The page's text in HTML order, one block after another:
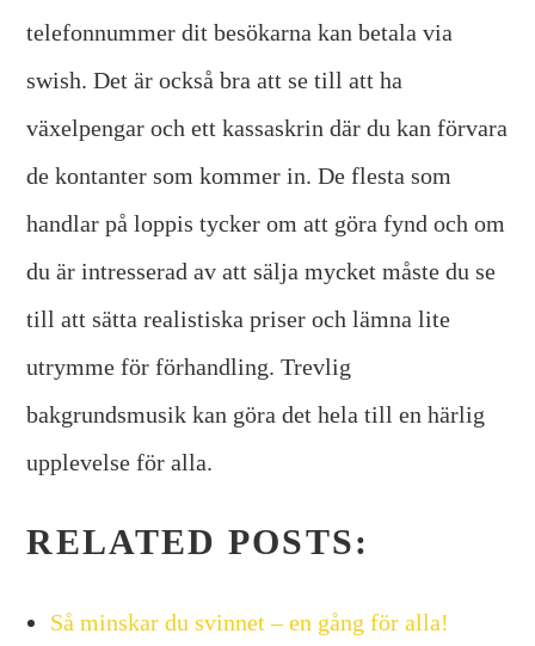
telefonnummer dit besökarna kan betala via
swish. Det är också bra att se till att ha
växelpengar och ett kassaskrin där du kan förvara
de kontanter som kommer in. De flesta som
handlar på loppis tycker om att göra fynd och om
du är intresserad av att sälja mycket måste du se
till att sätta realistiska priser och lämna lite
utrymme för förhandling. Trevlig
bakgrundsmusik kan göra det hela till en härlig
upplevelse för alla.
RELATED POSTS:
Så minskar du svinnet – en gång för alla!